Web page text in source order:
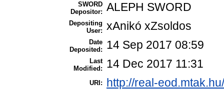
SWORD
Depositor: ALEPH SWORD
Depositing
User: xAnikó xZsoldos
Date
Deposited:
14 Sep 2017 08:59
Last
Modified:
14 Dec 2017 11:31
URI: http://real-